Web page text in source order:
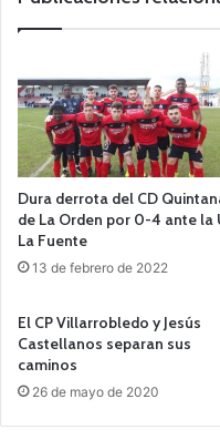
Dura derrota del CD
de La Orden por 0-4 ante la
La Fuente
13 de febrero de 2022
El CP Villarrobledo y Jesús
Castellanos separan sus
caminos
26 de mayo de 2020